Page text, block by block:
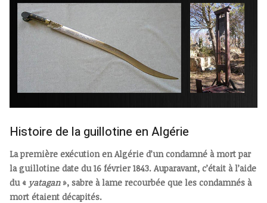
Histoire de la guillotine en Algérie
La première exécution en Algérie d’un condamné à mort par
la guillotine date du 16 février 1843. Auparavant, c’était à l’aide
du « yatagan», sabre à lame recourbée que les condamnés à
mort étaient décapités.